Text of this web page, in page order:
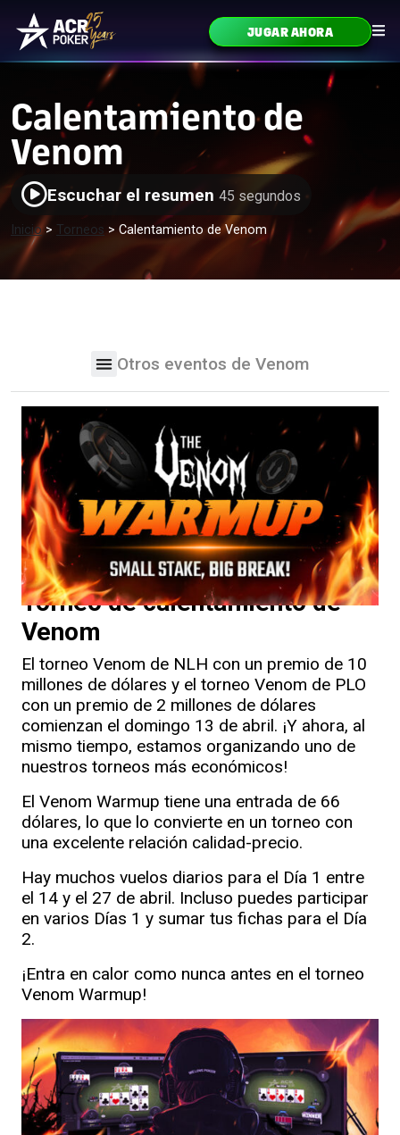
Ir al contenido
Navegación principalJUGAR AHORA
Calentamiento de
Venom
Escuchar el resumen 45 segundos
Inicio> Torneos > Calentamiento de Venom
Torneo de calentamiento de
Venom
El torneo Venom de NLH con un premio de 10
millones de dólares y el torneo Venom de PLO
con un premio de 2 millones de dólares
comienzan el domingo 13 de abril. ¡Y ahora, al
mismo tiempo, estamos organizando uno de
nuestros torneos más económicos!
El Venom Warmup tiene una entrada de 66
dólares, lo que lo convierte en un torneo con
una excelente relación calidad-precio.
Hay muchos vuelos diarios para el Día 1 entre
el 14 y el 27 de abril. Incluso puedes participar
en varios Días 1 y sumar tus fichas para el Día
2.
¡Entra en calor como nunca antes en el torneo
Venom Warmup!
Otros eventos de Venom